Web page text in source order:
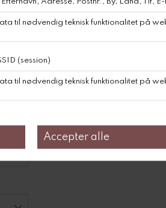
– sourcet og forarbejdet lokalt i
fabrik, som sikrer et højt niveau af
og drives på vedvarende
Helt igennem naturlig og nøjagtig som
med alt hvad det indebærer af